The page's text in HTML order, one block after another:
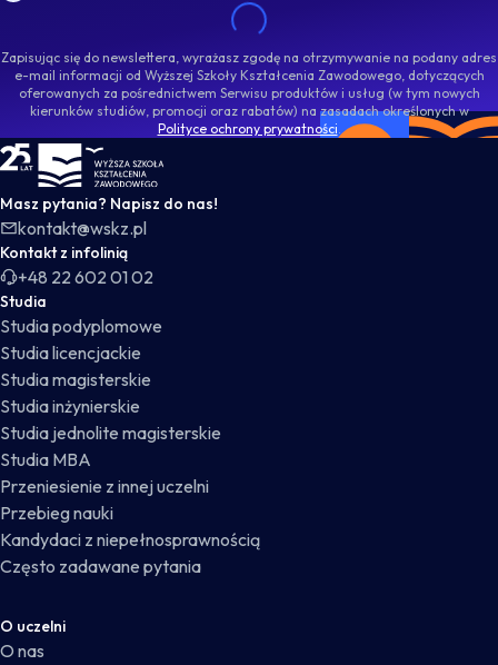
Zapisując się do newslettera, wyrażasz zgodę na otrzymywanie na podany adres
e-mail informacji od Wyższej Szkoły Kształcenia Zawodowego, dotyczących
oferowanych za pośrednictwem Serwisu produktów i usług (w tym nowych
kierunków studiów, promocji oraz rabatów) na zasadach określonych w
Polityce ochrony prywatności.
WSKZ - strona główna
Masz pytania? Napisz do nas!
kontakt@wskz.pl
Kontakt z infolinią
+48 22 602 01 02
Studia
Studia podyplomowe
Studia licencjackie
Studia magisterskie
Studia inżynierskie
Studia jednolite magisterskie
Studia MBA
Przeniesienie z innej uczelni
Przebieg nauki
Kandydaci z niepełnosprawnością
Często zadawane pytania
O uczelni
O nas